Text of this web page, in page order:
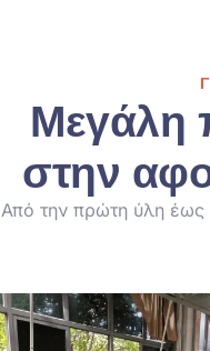
Μεγάλη
στην
Από την πρώτη ύλη έως